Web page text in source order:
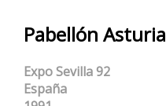
Pabellón
Expo Sevilla 92
España